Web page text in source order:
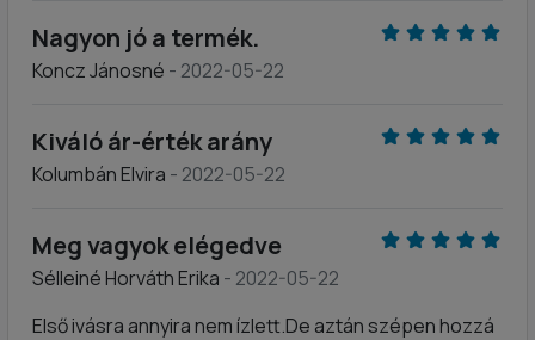
Nagyon jó a termék.
Koncz Jánosné - 2022-05-22
Kiváló ár-érték arány
Kolumbán Elvira - 2022-05-22
Meg vagyok elégedve
Sélleiné Horváth Erika - 2022-05-22
Első ivásra annyira nem ízlett.De aztán szépen hozzá